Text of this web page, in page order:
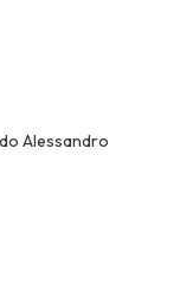
Alessandro